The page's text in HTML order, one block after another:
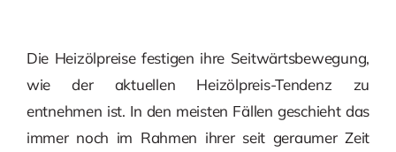
Die Heizölpreise festigen ihre Seitwärtsbewegung,
wie der aktuellen Heizölpreis-Tendenz zu
entnehmen ist. In den meisten Fällen geschieht das
immer noch im Rahmen ihrer seit geraumer Zeit